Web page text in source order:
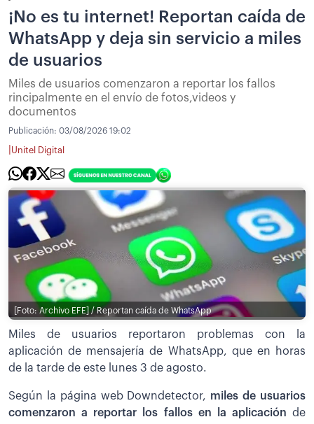
¡No es tu internet! Reportan caída de
WhatsApp y deja sin servicio a miles
de usuarios
Miles de usuarios comenzaron a reportar los fallos
rincipalmente en el envío de fotos,videos y
documentos
Publicación: 03/08/2026 19:02
Unitel Digital
[Foto: Archivo EFE] / Reportan caída de WhatsApp
Miles de usuarios reportaron problemas con la
aplicación de mensajería de WhatsApp, que en horas
de la tarde de este lunes 3 de agosto.
Según la página web Downdetector, miles de usuarios
comenzaron a reportar los fallos en la aplicación de